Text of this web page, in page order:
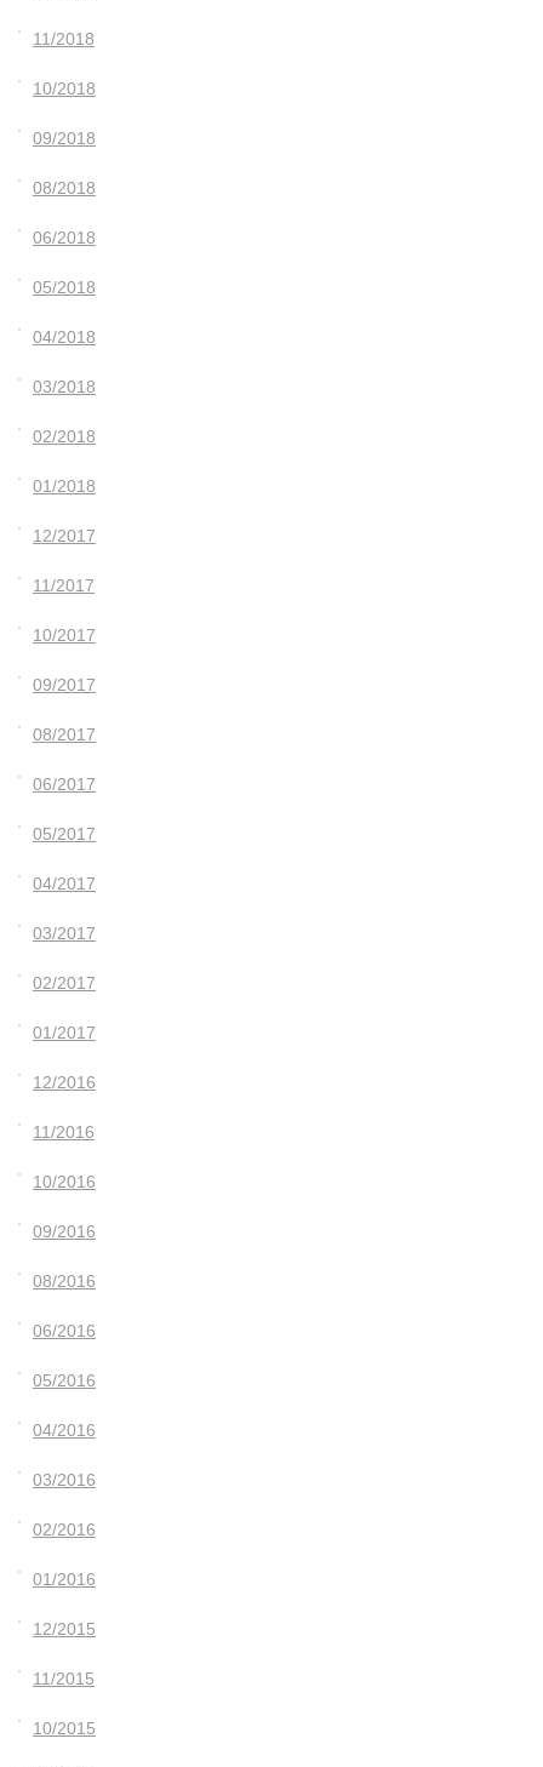
11/2018
10/2018
09/2018
08/2018
06/2018
05/2018
04/2018
03/2018
02/2018
01/2018
12/2017
11/2017
10/2017
09/2017
08/2017
06/2017
05/2017
04/2017
03/2017
02/2017
01/2017
12/2016
11/2016
10/2016
09/2016
08/2016
06/2016
05/2016
04/2016
03/2016
02/2016
01/2016
12/2015
11/2015
10/2015